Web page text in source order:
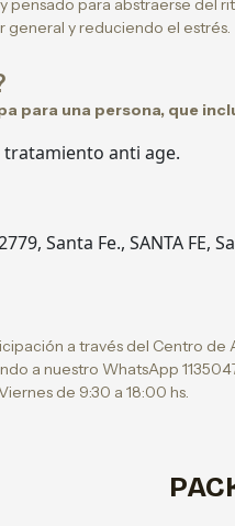
pensado para abstraerse del
general y reduciendo el estrés.
para una persona, que
tratamiento anti age.
Santa Fe., SANTA FE,
a través del Centro de
a nuestro WhatsApp
de 9:30 a 18:00 hs.